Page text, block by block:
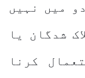
میں نہیں
شدگان یا
کرنا